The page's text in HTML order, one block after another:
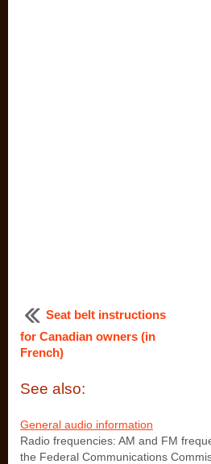
Seat belt instructions
for Canadian owners (in
French)
See also:
General audio information
Radio frequencies: AM and FM
the Federal Communications